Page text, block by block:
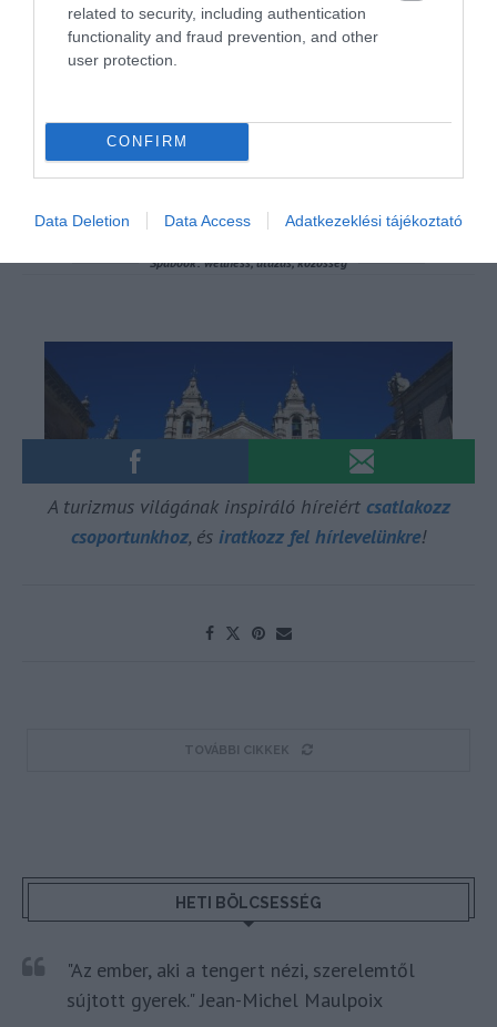
related to security, including authentication
functionality and fraud prevention, and other
user protection.
CONFIRM
Data Deletion Data Access Adatkezeklési tájékoztató
a kanadai Új-Skócia, Sierra Leone vagy épp Sikkim
Indiában és még számos másik különleges hely a
A turizmus világának inspiráló híreiért csatlakozz
csoportunkhoz, és iratkozz fel hírlevelünkre!
TOVÁBBI CIKKEK
HETI BÖLCSESSÉG
"Az ember, aki a tengert nézi, szerelemtől
sújtott gyerek." Jean-Michel Maulpoix